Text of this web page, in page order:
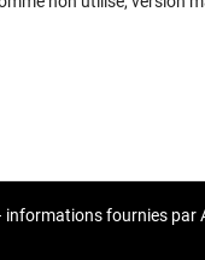
informations fournies par